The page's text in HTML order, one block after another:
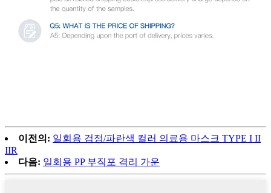
이전의: 일회용 검정/파란색 컬러 의료용 마스크 TYPE I II
IIR
다음: 일회용 PP 부직포 격리 가운